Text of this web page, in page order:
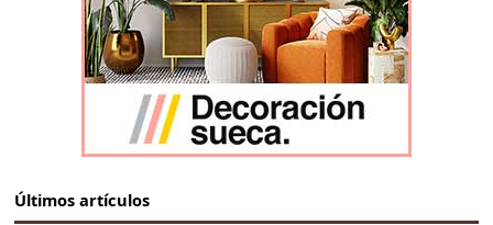
Últimos artículos